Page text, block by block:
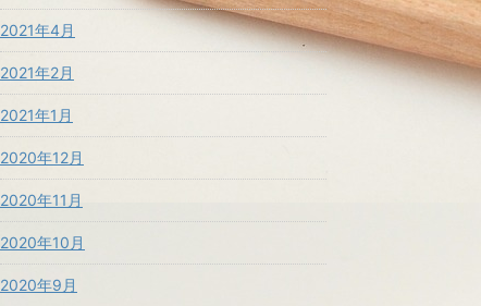
2021年4月
2021年2月
2021年1月
2020年12月
2020年11月
2020年10月
2020年9月